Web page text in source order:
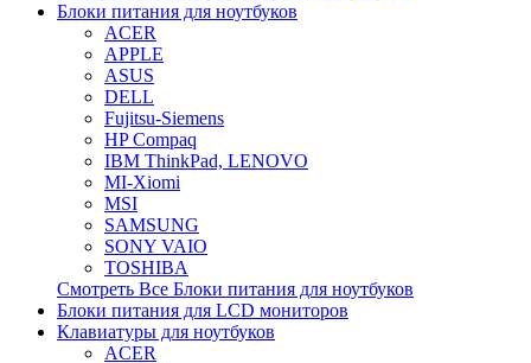
Блоки питания для ноутбуков
ACER
APPLE
ASUS
DELL
Fujitsu-Siemens
HP Compaq
IBM ThinkPad, LENOVO
MI-Xiomi
MSI
SAMSUNG
SONY VAIO
TOSHIBA
Смотреть Все Блоки питания для ноутбуков
Блоки питания для LCD мониторов
Клавиатуры для ноутбуков
ACER